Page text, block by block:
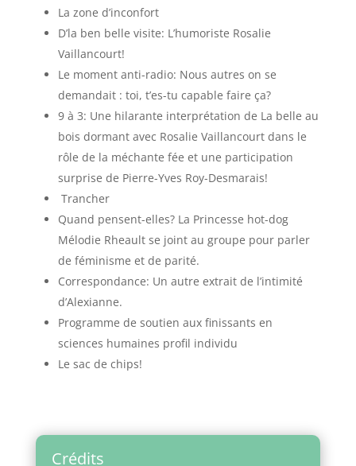
La zone d’inconfort
D’la ben belle visite: L’humoriste Rosalie
Vaillancourt!
Le moment anti-radio: Nous autres on se
demandait : toi, t’es-tu capable faire ça?
9 à 3: Une hilarante interprétation de La belle au
bois dormant avec Rosalie Vaillancourt dans le
rôle de la méchante fée et une participation
surprise de Pierre-Yves Roy-Desmarais!
Trancher
Quand pensent-elles? La Princesse hot-dog
Mélodie Rheault se joint au groupe pour parler
de féminisme et de parité.
Correspondance: Un autre extrait de l’intimité
d’Alexianne.
Programme de soutien aux finissants en
sciences humaines profil individu
Le sac de chips!
Crédits